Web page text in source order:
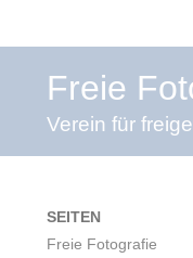
Freie
Verein für
SEITEN
Freie Fotografie